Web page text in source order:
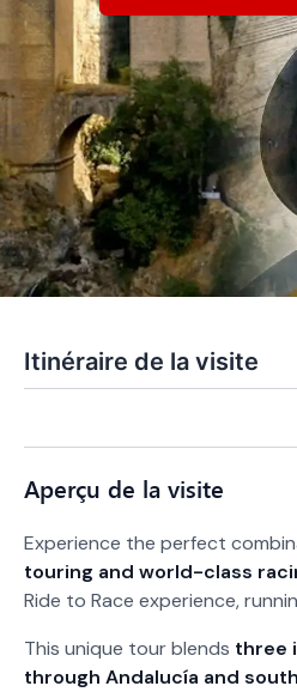
Itinéraire de la visite
Aperçu de la visite
Experience the perfect
touring and world-class
Ride to Race experience,
This unique tour blends three
through Andalucía and